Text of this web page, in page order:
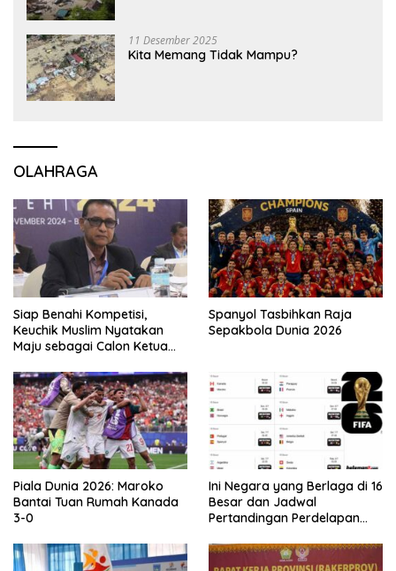
11 Desember 2025
Kita Memang Tidak Mampu?
OLAHRAGA
Siap Benahi Kompetisi,
Keuchik Muslim Nyatakan
Maju sebagai Calon Ketua
Spanyol Tasbihkan Raja
Sepakbola Dunia 2026
Piala Dunia 2026: Maroko
Bantai Tuan Rumah Kanada
3-0
Ini Negara yang Berlaga di 16
Besar dan Jadwal
Pertandingan Perdelapan